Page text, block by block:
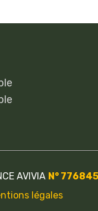
AVIVIA N°
légales